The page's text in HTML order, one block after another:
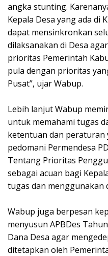
angka stunting.
Kepala Desa yang ada di
dapat mensinkronkan
dilaksanakan di Desa
prioritas Pemerintah
pula dengan prioritas
Pusat”, ujar Wabup.
Lebih lanjut Wabup
untuk memahami tugas
ketentuan dan peraturan
pedomani Permendesa
Tentang Prioritas
sebagai acuan bagi
tugas dan menggunakan
Wabup juga berpesan
menyusun APBDes
Dana Desa agar
ditetapkan oleh